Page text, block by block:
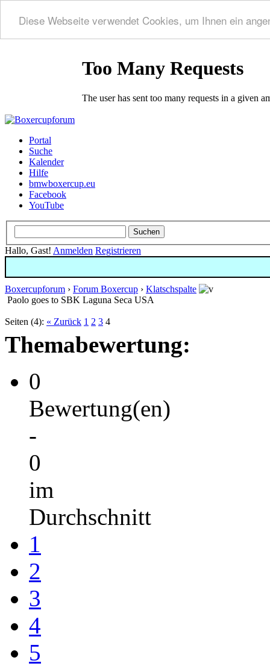
Diese Webseite verwendet Cookies, um Ihnen ein
Portal
Suche
Kalender
Hilfe
bmwboxercup.eu
Facebook
YouTube
Hallo, Gast! Anmelden Registrieren
Boxercupforum › Forum Boxercup › Klatschspalte
Paolo goes to SBK Laguna Seca USA
Seiten (4): « Zurück 1 2 3 4
Themabewertung:
0
Bewertung(en)
-
0
im
Durchschnitt
1
2
3
4
5